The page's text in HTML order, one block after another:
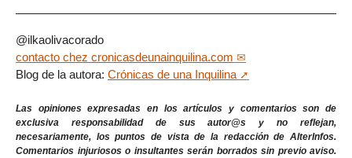
@ilkaolivacorado
contacto chez cronicasdeunainquilina.com
Blog de la autora: Crónicas de una Inquilina
Las opiniones expresadas en los artículos y comentarios son de
exclusiva responsabilidad de sus autor@s y no reflejan,
necesariamente, los puntos de vista de la redacción de AlterInfos.
Comentarios injuriosos o insultantes serán borrados sin previo aviso.